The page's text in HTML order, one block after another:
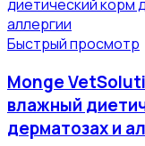
Быстрый просмотр
Monge
влажный
дерматозах и